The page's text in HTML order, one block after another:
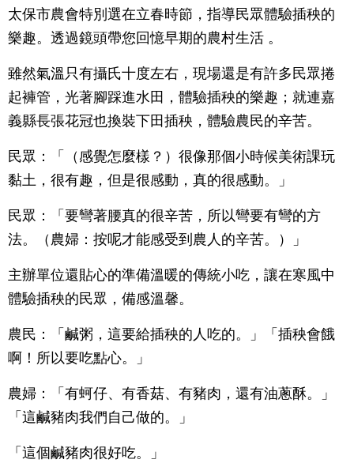
太保市農會特別選在立春時節，指導民眾體驗插秧的
樂趣。透過鏡頭帶您回憶早期的農村生活 。
雖然氣溫只有攝氏十度左右，現場還是有許多民眾捲
起褲管，光著腳踩進水田，體驗插秧的樂趣；就連嘉
義縣長張花冠也換裝下田插秧，體驗農民的辛苦。
民眾：「（感覺怎麼樣？）很像那個小時候美術課玩
黏土，很有趣，但是很感動，真的很感動。」
民眾：「要彎著腰真的很辛苦，所以彎要有彎的方
法。（農婦：按呢才能感受到農人的辛苦。）」
主辦單位還貼心的準備溫暖的傳統小吃，讓在寒風中
體驗插秧的民眾，備感溫馨。
農民：「鹹粥，這要給插秧的人吃的。」「插秧會餓
啊！所以要吃點心。」
農婦：「有蚵仔、有香菇、有豬肉，還有油蔥酥。」
「這鹹豬肉我們自己做的。」
「這個鹹豬肉很好吃。」